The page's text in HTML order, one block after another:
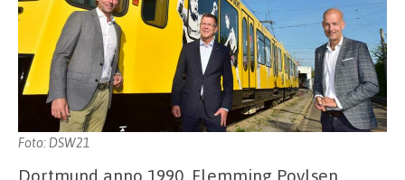
Foto: DSW21
Dortmund anno 1990. Flemming Povlsen